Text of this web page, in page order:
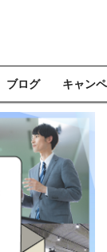
ブログ キャン